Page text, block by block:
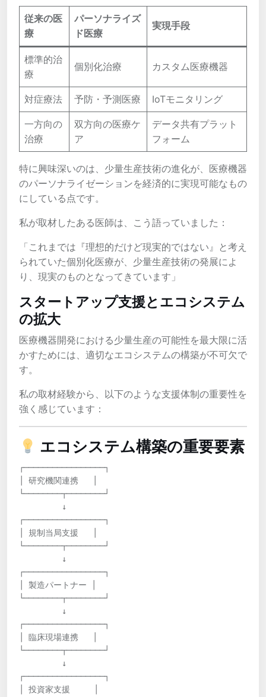
従来の医
療
パーソナライズ
ド医療
実現手段
標準的治
療
個別化治療 カスタム医療機器
対症療法 予防・予測医療 IoTモニタリング
一方向の
治療
双方向の医療ケ
ア
データ共有プラット
フォーム
特に興味深いのは、少量生産技術の進化が、医療機器
のパーソナライゼーションを経済的に実現可能なもの
にしている点です。
私が取材したある医師は、こう語っていました：
「これまでは『理想的だけど現実的ではない』と考え
られていた個別化医療が、少量生産技術の発展によ
り、現実のものとなってきています」
スタートアップ支援とエコシステム
の拡大
医療機器開発における少量生産の可能性を最大限に活
かすためには、適切なエコシステムの構築が不可欠で
す。
私の取材経験から、以下のような支援体制の重要性を
強く感じています：
エコシステム構築の重要要素
┌─────────────────┐
│ 研究機関連携   │
└────────┬────────┘
┌─────────────────┐
│ 規制当局支援   │
└────────┬────────┘
┌─────────────────┐
│ 製造パートナー │
└────────┬────────┘
┌─────────────────┐
│ 臨床現場連携   │
└────────┬────────┘
┌─────────────────┐
│ 投資家支援     │